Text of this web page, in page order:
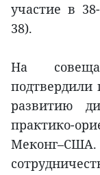
участие в
38).
На
развитию
практико-
Меконг–США.